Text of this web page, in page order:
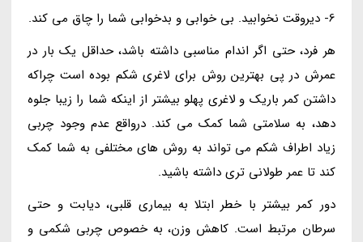
6- دیروقت نخوابید. بی خوابی و بدخوابی شما را چاق می کند.
هر فرد، حتی اگر اندام مناسبی داشته باشد، حداقل یک بار در
عمرش در پی بهترین روش برای لاغری شکم بوده است چراکه
داشتن کمر باریک و لاغری پهلو بیشتر از اینکه شما را زیبا جلوه
دهد، به سلامتی شما کمک می کند. درواقع عدم وجود چربی
زیاد اطراف شکم می تواند به روش های مختلفی به شما کمک
کند تا عمر طولانی تری داشته باشید.
دور کمر بیشتر با خطر ابتلا به بیماری قلبی، دیابت و حتی
سرطان مرتبط است. کاهش وزن، به خصوص چربی شکمی و